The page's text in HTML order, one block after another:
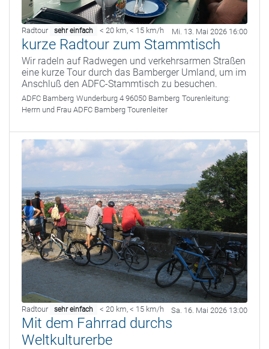
Radtour sehr einfach < 20 km, < 15 km/h Mi. 13. Mai 2026 16:00
kurze Radtour zum Stammtisch
Wir radeln auf Radwegen und verkehrsarmen Straßen
eine kurze Tour durch das Bamberger Umland, um im
Anschluß den ADFC-Stammtisch zu besuchen.
ADFC Bamberg Wunderburg 4 96050 Bamberg Tourenleitung:
Herrn und Frau ADFC Bamberg Tourenleiter
Radtour sehr einfach < 20 km, < 15 km/h Sa. 16. Mai 2026 13:00
Mit dem Fahrrad durchs
Weltkulturerbe